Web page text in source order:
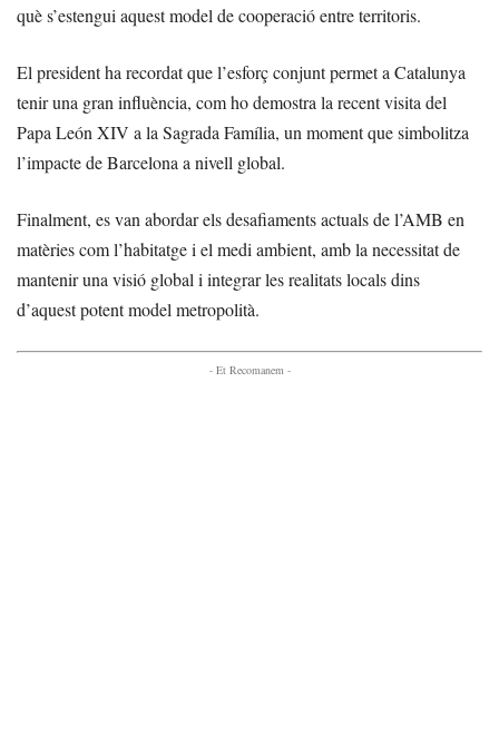
què s’estengui aquest model de cooperació entre territoris.
El president ha recordat que l’esforç conjunt permet a Catalunya
tenir una gran influència, com ho demostra la recent visita del
Papa León XIV a la Sagrada Família, un moment que simbolitza
l’impacte de Barcelona a nivell global.
Finalment, es van abordar els desafiaments actuals de l’AMB en
matèries com l’habitatge i el medi ambient, amb la necessitat de
mantenir una visió global i integrar les realitats locals dins
d’aquest potent model metropolità.
- Et Recomanem -